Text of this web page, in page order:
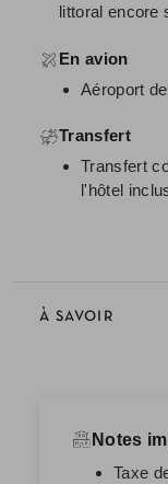
littoral encore
En avion
Aéroport
Transfert
Transfert
l'hôtel
À SAVOIR
Notes
Taxe